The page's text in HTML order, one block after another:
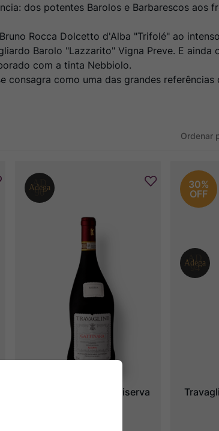
dos potentes Barolos e Barbarescos aos
Rocca Dolcetto d'Alba "Trifolé" ao
Barolo "Lazzarito" Vigna Preve. E ainda
com a tinta Nebbiolo.
como uma das grandes referências
Ordenar
Travaglini Gattinara Riserva
30%
OFF